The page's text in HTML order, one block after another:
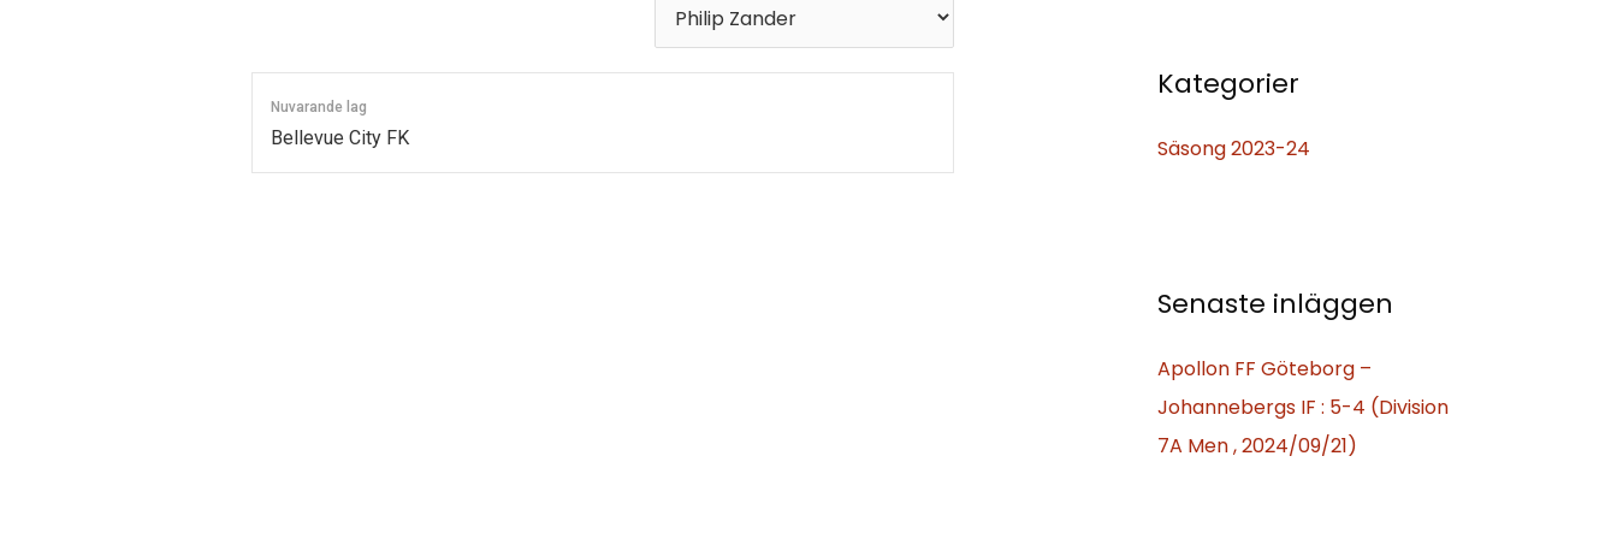
Nuvarande lag
Bellevue City FK
f
e
Kategorier
Säsong 2023-24
Senaste inläggen
Apollon FF Göteborg –
Johannebergs IF : 5-4 (Division
7A Men , 2024/09/21)